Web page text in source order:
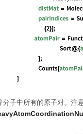
分子中所有的原子对。注